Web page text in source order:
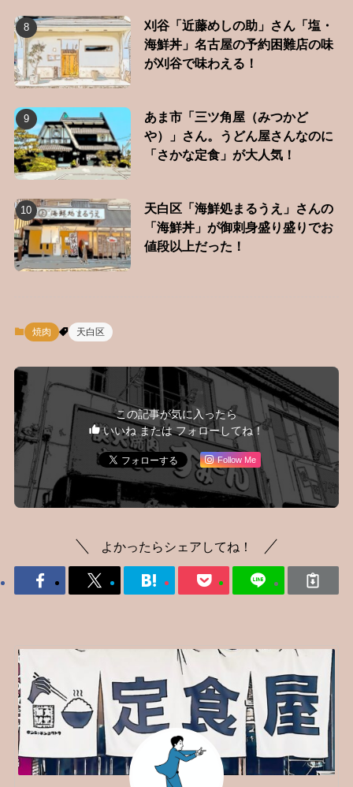
刈谷「近藤めしの助」さん「塩・
海鮮丼」名古屋の予約困難店の味
が刈谷で味わえる！
あま市「三ツ角屋（みつかど
や）」さん。うどん屋さんなのに
「さかな定食」が大人気！
天白区「海鮮処まるうえ」さんの
「海鮮丼」が御刺身盛り盛りでお
値段以上だった！
焼肉 天白区
この記事が気に入ったら
いいね または フォローしてね！
Follow Me
よかったらシェアしてね！